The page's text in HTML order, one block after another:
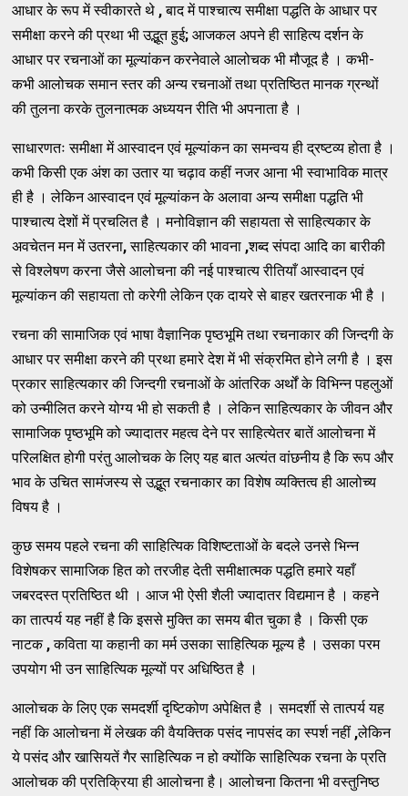
आधार के रूप में स्वीकारते थे ,बाद में पाश्चात्य समीक्षा पद्धति के आधार पर
समीक्षा करने की प्रथा भी उद्भूत हुई;आजकल अपने ही साहित्य दर्शन के
आधार पर रचनाओं का मूल्यांकन करनेवाले आलोचक भी मौजूद है । कभी-
कभी आलोचक समान स्तर की अन्य रचनाओं तथा प्रतिष्ठित मानक ग्रन्थों
की तुलना करके तुलनात्मक अध्ययन रीति भी अपनाता है ।
साधारणतः समीक्षा में आस्वादन एवं मूल्यांकन का समन्वय ही द्रष्टव्य होता है ।
कभी किसी एक अंश का उतार या चढ़ाव कहीं नजर आना भी स्वाभाविक मात्र
ही है । लेकिन आस्वादन एवं मूल्यांकन के अलावा अन्य समीक्षा पद्धति भी
पाश्चात्य देशों में प्रचलित है । मनोविज्ञान की सहायता से साहित्यकार के
अवचेतन मन में उतरना,साहित्यकार की भावना ,शब्द संपदा आदि का बारीकी
से विश्लेषण करना जैसे आलोचना की नई पाश्चात्य रीतियाँ आस्वादन एवं
मूल्यांकन की सहायता तो करेगी लेकिन एक दायरे से बाहर खतरनाक भी है ।
रचना की सामाजिक एवं भाषा वैज्ञानिक पृष्ठभूमि तथा रचनाकार की जिन्दगी के
आधार पर समीक्षा करने की प्रथा हमारे देश में भी संक्रमित होने लगी है । इस
प्रकार साहित्यकार की जिन्दगी रचनाओं के आंतरिक अर्थों के विभिन्न पहलुओं
को उन्मीलित करने योग्य भी हो सकती है । लेकिन साहित्यकार के जीवन और
सामाजिक पृष्ठभूमि को ज्यादातर महत्व देने पर साहित्येतर बातें आलोचना में
परिलक्षित होगी परंतु आलोचक के लिए यह बात अत्यंत वांछनीय है कि रूप और
भाव के उचित सामंजस्य से उद्भूत रचनाकार का विशेष व्यक्तित्व ही आलोच्य
विषय है ।
कुछ समय पहले रचना की साहित्यिक विशिष्टताओं के बदले उनसे भिन्न
विशेषकर सामाजिक हित को तरजीह देती समीक्षात्मक पद्धति हमारे यहाँ
जबरदस्त प्रतिष्ठित थी । आज भी ऐसी शैली ज्यादातर विद्यमान है । कहने
का तात्पर्य यह नहीं है कि इससे मुक्ति का समय बीत चुका है । किसी एक
नाटक ,कविता या कहानी का मर्म उसका साहित्यिक मूल्य है । उसका परम
उपयोग भी उन साहित्यिक मूल्यों पर अधिष्ठित है ।
आलोचक के लिए एक समदर्शी दृष्टिकोण अपेक्षित है । समदर्शी से तात्पर्य यह
नहीं कि आलोचना में लेखक की वैयक्तिक पसंद नापसंद का स्पर्श नहीं ,लेकिन
ये पसंद और खासियतें गैर साहित्यिक न हो क्योंकि साहित्यिक रचना के प्रति
आलोचक की प्रतिक्रिया ही आलोचना है। आलोचना कितना भी वस्तुनिष्ठ